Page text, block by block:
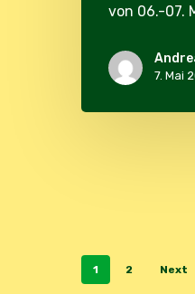
von 06.-07.
7. Mai
1 2 Next